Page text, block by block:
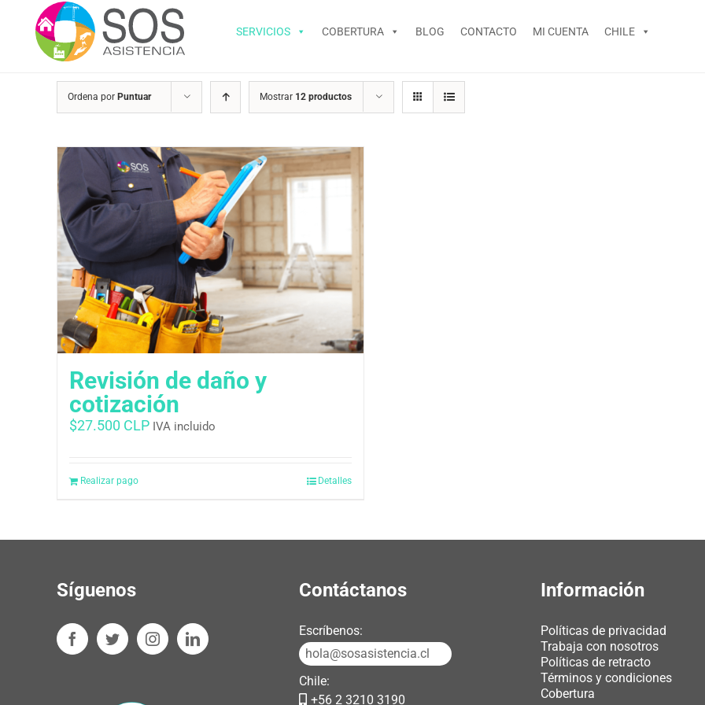
contenido
SERVICIOS COBERTURA BLOG CONTACTO MI CUENTA CHILE
Ordena por Puntuar Mostrar 12 productos
Revisión de daño y
cotización
$27.500 CLP IVA incluido
Realizar pago Detalles
Síguenos Contáctanos
Escríbenos:
hola@sosasistencia.cl
Chile:
+56 2 3210 3190
Información
Políticas de privacidad
Trabaja con nosotros
Políticas de retracto
Términos y condiciones
Cobertura